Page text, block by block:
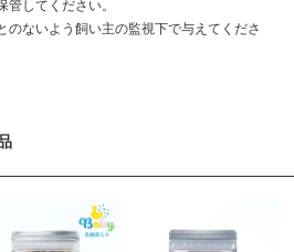
してください。
ないよう飼い主の監視下で与えてくださ